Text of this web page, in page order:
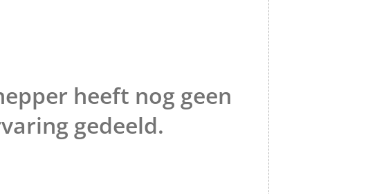
heeft nog geen
gedeeld.